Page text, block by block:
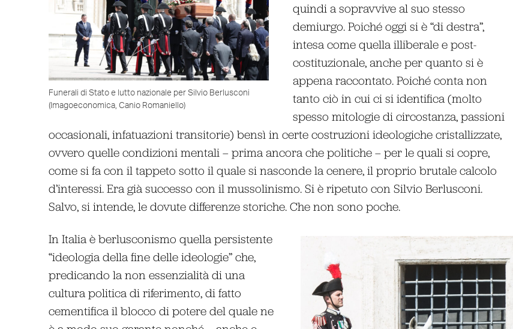
Funerali di Stato e lutto nazionale per Silvio Berlusconi
(Imagoeconomica, Canio Romaniello)
quindi a sopravvive al suo stesso
demiurgo. Poiché oggi si è “di destra”,
intesa come quella illiberale e post-
costituzionale, anche per quanto si è
appena raccontato. Poiché conta non
tanto ciò in cui ci si identifica (molto
spesso mitologie di circostanza, passioni
occasionali, infatuazioni transitorie) bensì in certe costruzioni ideologiche cristallizzate,
ovvero quelle condizioni mentali – prima ancora che politiche – per le quali si copre,
come si fa con il tappeto sotto il quale si nasconde la cenere, il proprio brutale calcolo
d’interessi. Era già successo con il mussolinismo. Si è ripetuto con Silvio Berlusconi.
Salvo, si intende, le dovute differenze storiche. Che non sono poche.
In Italia è berlusconismo quella persistente
“ideologia della fine delle ideologie” che,
predicando la non essenzialità di una
cultura politica di riferimento, di fatto
cementifica il blocco di potere del quale ne